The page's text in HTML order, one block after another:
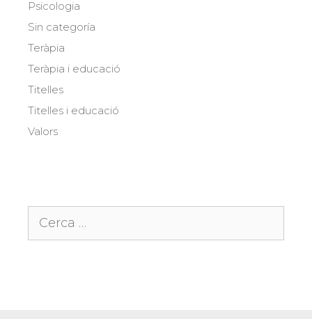
Psicologia
Sin categoría
Teràpia
Teràpia i educació
Titelles
Titelles i educació
Valors